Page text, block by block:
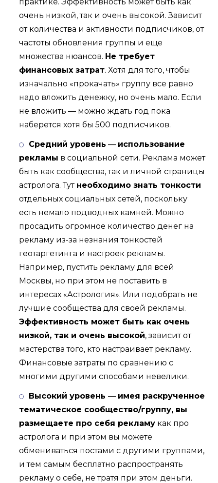
очень низкой, так и очень высокой. Зависит
от количества и активности подписчиков, от
частоты обновления группы и еще
множества нюансов. Не требует
финансовых затрат. Хотя для того, чтобы
изначально «прокачать» группу все равно
надо вложить денежку, но очень мало. Если
не вложить — можно ждать год пока
наберется хотя бы 500 подписчиков.
Средний уровень — использование
рекламы в социальной сети. Реклама может
быть как сообщества, так и личной страницы
астролога. Тут необходимо знать тонкости
отдельных социальных сетей, поскольку
есть немало подводных камней. Можно
просадить огромное количество денег на
рекламу из-за незнания тонкостей
геотаргетинга и настроек рекламы.
Например, пустить рекламу для всей
Москвы, но при этом не поставить в
интересах «Астрология». Или подобрать не
лучшие сообщества для своей рекламы.
Эффективность может быть как очень
низкой, так и очень высокой, зависит от
мастерства того, кто настраивает рекламу.
Финансовые затраты по сравнению с
многими другими способами невелики.
Высокий уровень — имея раскрученное
тематическое сообщество/группу, вы
размещаете про себя рекламу как про
астролога и при этом вы можете
обмениваться постами с другими группами,
и тем самым бесплатно распространять
рекламу о себе, не тратя при этом деньги.